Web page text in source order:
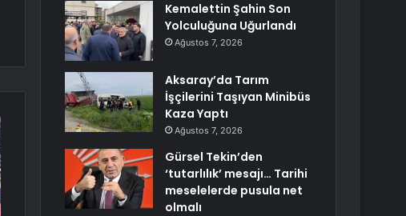
Kemalettin Şahin Son
Yolculuğuna Uğurlandı
Ağustos 7, 2026
Aksaray’da Tarım
İşçilerini Taşıyan Minibüs
Kaza Yaptı
Ağustos 7, 2026
Gürsel Tekin’den
‘tutarlılık’ mesajı… Tarihi
meselelerde pusula net
olmalı